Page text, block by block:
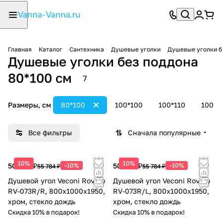
Главная Каталог Сантехника Душевые уголки Душевые уголки
Душевые уголки без поддона
80*100 см
7
Размеры, см 100*100 100*110
80*100
Все фильтры Сначала популярные
10%
50 206 ₽55 784 ₽ -10%
Душевой угол Veconi Rovigo
RV-073R/R, 800х1000х1950,
хром, стекло дождь
Скидка 10% в подарок!
10%
50 206 ₽55 784 ₽ -10%
Душевой угол Veconi Rovigo
RV-073R/L, 800х1000х1950,
хром, стекло дождь
Скидка 10% в подарок!